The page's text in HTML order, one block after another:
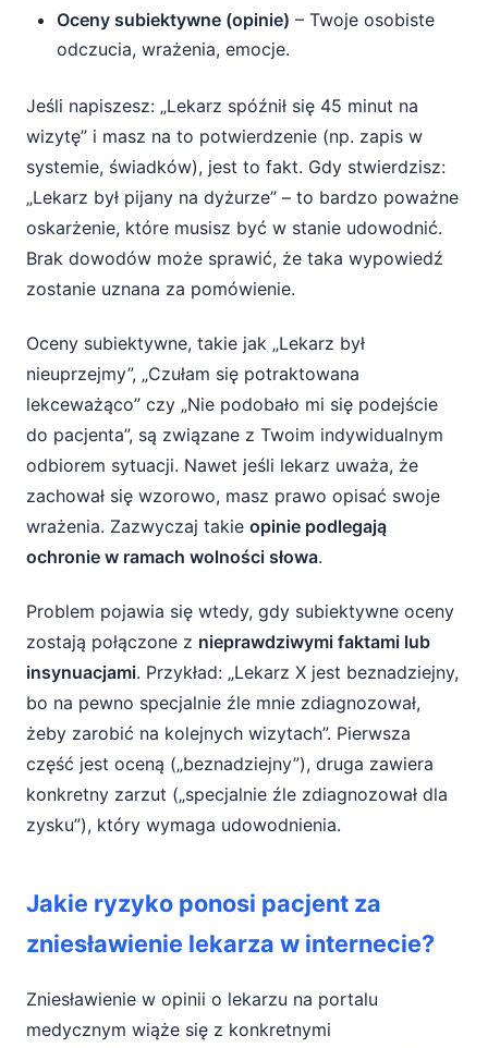
Oceny subiektywne (opinie) – Twoje osobiste
odczucia, wrażenia, emocje.
Jeśli napiszesz: „Lekarz spóźnił się 45 minut na
wizytę” i masz na to potwierdzenie (np. zapis w
systemie, świadków), jest to fakt. Gdy stwierdzisz:
„Lekarz był pijany na dyżurze” – to bardzo poważne
oskarżenie, które musisz być w stanie udowodnić.
Brak dowodów może sprawić, że taka wypowiedź
zostanie uznana za pomówienie.
Oceny subiektywne, takie jak „Lekarz był
nieuprzejmy”, „Czułam się potraktowana
lekceważąco” czy „Nie podobało mi się podejście
do pacjenta”, są związane z Twoim indywidualnym
odbiorem sytuacji. Nawet jeśli lekarz uważa, że
zachował się wzorowo, masz prawo opisać swoje
wrażenia. Zazwyczaj takie opinie podlegają
ochronie w ramach wolności słowa.
Problem pojawia się wtedy, gdy subiektywne oceny
zostają połączone z nieprawdziwymi faktami lub
insynuacjami. Przykład: „Lekarz X jest beznadziejny,
bo na pewno specjalnie źle mnie zdiagnozował,
żeby zarobić na kolejnych wizytach”. Pierwsza
część jest oceną („beznadziejny”), druga zawiera
konkretny zarzut („specjalnie źle zdiagnozował dla
zysku”), który wymaga udowodnienia.
Jakie ryzyko ponosi pacjent za
zniesławienie lekarza w internecie?
Zniesławienie w opinii o lekarzu na portalu
medycznym wiąże się z konkretnymi